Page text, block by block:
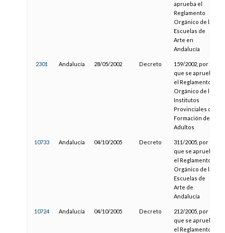
aprueba el
Reglamento
Orgánico de las
Escuelas de
Arte en
Andalucía
2301 Andalucía 28/05/2002 Decreto
159/2002, por el
que se aprueba
el Reglamento
Orgánico de los
Institutos
Provinciales de
Formación de
Adultos
10733 Andalucía 04/10/2005 Decreto
311/2005, por el
que se aprueba
el Reglamento
Orgánico de las
Escuelas de
Arte de
Andalucía
10724 Andalucía 04/10/2005 Decreto
212/2005, por el
que se aprueba
el Reglamento